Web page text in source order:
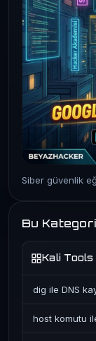
Siber güvenlik
Bu
Kali
dig ile DNS
host komutu